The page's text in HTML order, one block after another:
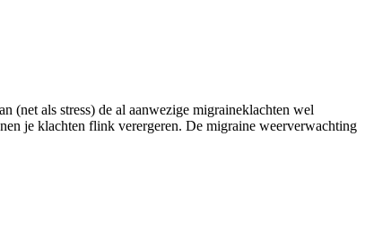
(net als stress) de al aanwezige migraineklachten wel
je klachten flink verergeren. De migraine weerverwachting